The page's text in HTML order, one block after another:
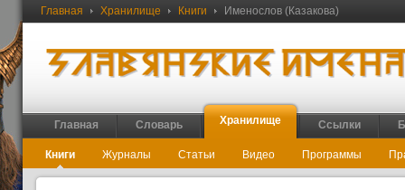
Главная Хранилище Книги Именослов (Казакова)
Главная Словарь Хранилище Ссылки
Книги Журналы Статьи Видео Программы